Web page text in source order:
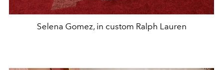
Selena Gomez, in custom Ralph Lauren